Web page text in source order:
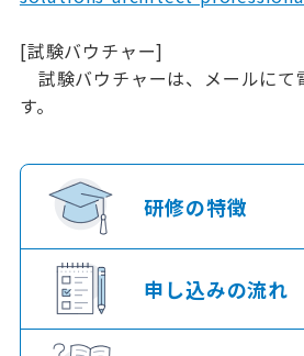
[試験バウチャー]
試験バウチャーは、メールにて
す。
研修の特徴
申し込みの流れ